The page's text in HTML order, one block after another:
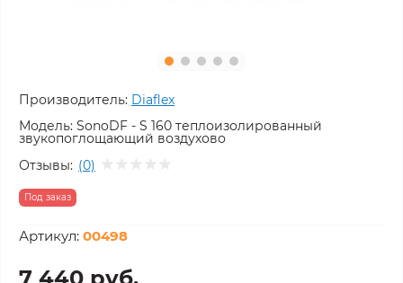
Производитель: Diaflex
Модель: SonoDF - S 160 теплоизолированный
звукопоглощающий воздухово
Отзывы: (0)
Под заказ
Артикул: 00498